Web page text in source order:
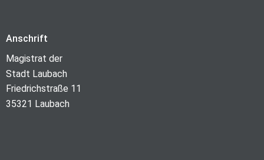
Anschrift
Magistrat der
Stadt Laubach
Friedrichstraße 11
35321 Laubach